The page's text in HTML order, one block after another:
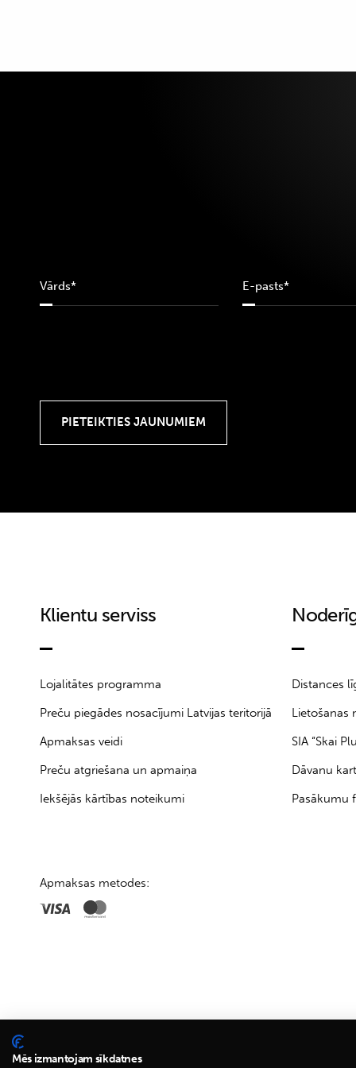
Klientu serviss
Lojalitātes programma
Preču piegādes nosacījumi Latvijas teritorijā
Apmaksas veidi
Preču atgriešana un apmaiņa
Iekšējās kārtības noteikumi
Distances
Lietošanas
SIA “Skai
Dāvanu
Pasākumu
Apmaksas metodes:
Mēs izmantojam sīkdatnes